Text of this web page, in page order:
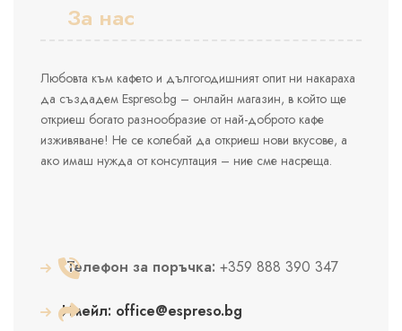
За нас
Любовта към кафето и дългогодишният опит ни накараха
да създадем Espreso.bg – онлайн магазин, в който ще
откриеш богато разнообразие от най-доброто кафе
изживяване! Не се колебай да откриеш нови вкусове, а
ако имаш нужда от консултация – ние сме насреща.
Телефон за поръчка: +359 888 390 347
Имейл: office@espreso.bg